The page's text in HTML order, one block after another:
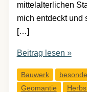
mittelalterlichen
mich entdeckt und
[…]
Mystische
in
Beitrag lesen »
Bauwerk
Geomantie